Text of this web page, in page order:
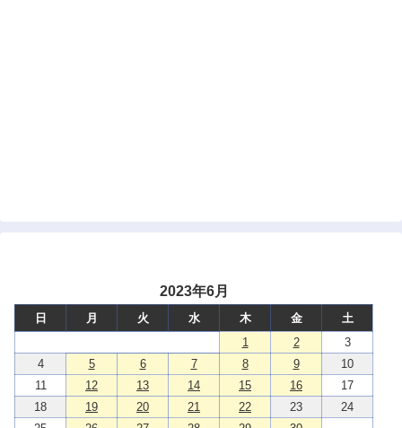
2023年6月
日 月 火 水 木 金
土
1
2
3
4
5 6 7 8 9
10
11
12 13 14 15 16
17
18
19 20 21 22 23
24